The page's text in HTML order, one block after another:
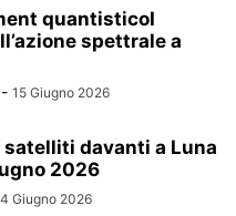
quantisticoI
spettrale a
- 15 Giugno 2026
davanti a Luna
2026
Giugno 2026